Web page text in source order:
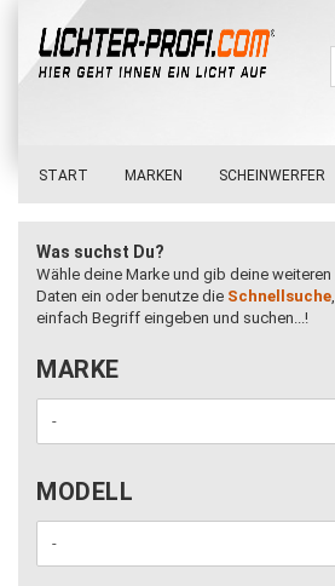
START MARKEN SCHEINWERFER
Was suchst Du?
Wähle deine Marke und gib deine weiteren
Daten ein oder benutze die Schnellsuche,
einfach Begriff eingeben und suchen...!
MARKE
MARKE
MODELL
MODELL